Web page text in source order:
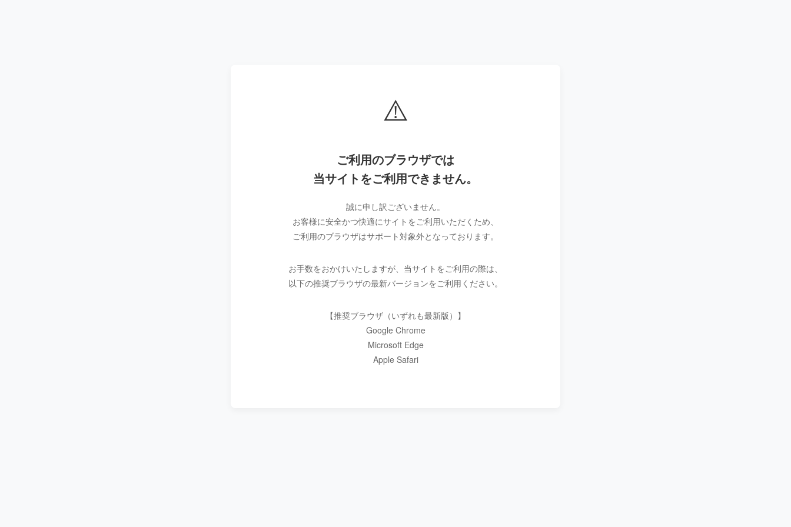
⚠️
ご利用のブラウザでは
当サイトをご利用できません。
誠に申し訳ございません。
お客様に安全かつ快適にサイトをご利用いただくため、
ご利用のブラウザはサポート対象外となっております。
お手数をおかけいたしますが、当サイトをご利用の際は、
以下の推奨ブラウザの最新バージョンをご利用ください。
【推奨ブラウザ（いずれも最新版）】
Google Chrome
Microsoft Edge
Apple Safari